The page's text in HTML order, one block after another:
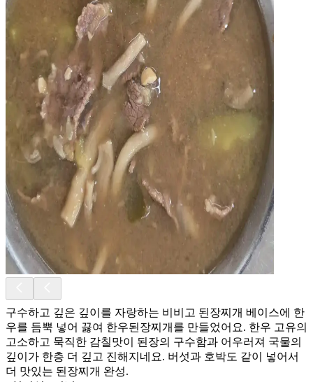
구수하고 깊은 깊이를 자랑하는 비비고 된장찌개 베이스에 한
우를 듬뿍 넣어 끓여 한우된장찌개를 만들었어요. 한우 고유의
고소하고 묵직한 감칠맛이 된장의 구수함과 어우러져 국물의
깊이가 한층 더 깊고 진해지네요. 버섯과 호박도 같이 넣어서
더 맛있는 된장찌개 완성.